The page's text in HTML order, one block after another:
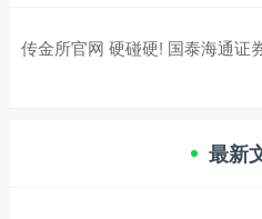
传金所官网 硬碰硬! 国泰海通证
最新